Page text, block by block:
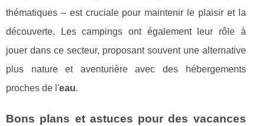
thématiques – est cruciale pour maintenir le plaisir et la
découverte. Les campings ont également leur rôle à
jouer dans ce secteur, proposant souvent une alternative
plus nature et aventurière avec des hébergements
proches de l'eau.
Bons plans et astuces pour des vacances